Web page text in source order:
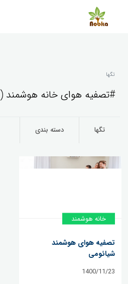
تگها
#تصفیه هوای خانه هوشمند (1)
تگها دسته بندی
خانه‌ هوشمند
تصفیه هوای هوشمند
شیائومی
1400/11/23